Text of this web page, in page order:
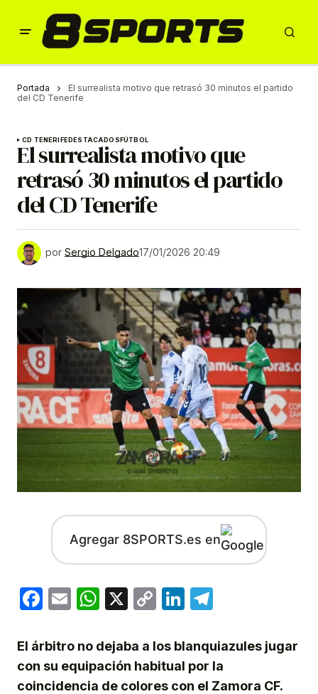
Portada
El surrealista motivo que retrasó 30 minutos el partido
del CD Tenerife
CD TENERIFEDESTACADOSFÚTBOL
El surrealista motivo que
retrasó 30 minutos el partido
del CD Tenerife
por Sergio Delgado17/01/2026 20:49
Agregar 8SPORTS.es en
Facebook
EmailWhatsApp
X
CopyLinkedIn
El árbitro no dejaba a los blanquiazules jugar
con su equipación habitual por la
coincidencia de colores con el Zamora CF.